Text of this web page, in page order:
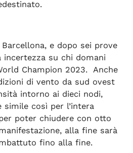
e dopo sei prove
incertezza su chi domani
Champion 2023. Anche
di vento da sud ovest
intorno ai dieci nodi,
così per l’intera
poter chiudere con otto
alla fine sarà
fino alla fine.